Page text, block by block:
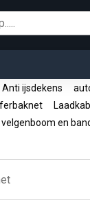
Anti ijsdekens
velgenboom en